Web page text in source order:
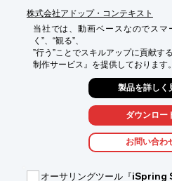
株式会社アドップ・コンテキスト
当社では、動画ベースなのでスマ
く”、“観る”、
”行う”ことでスキルアップに貢献す
制作サービス』を提供しております。
企業導入10万円（1名利用：
現在、進行している研修に追加する
また、ビジネススキルやコンプラ
アニメーション）も対応できます。
【メリット】
製品を詳しく
ダウンロー
お問い合わ
オーサリングツール『iSpring